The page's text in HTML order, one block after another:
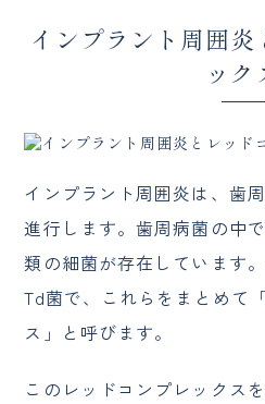
インプラント周囲
ック
インプラント周囲炎は、歯
進行します。歯周病菌の中
類の細菌が存在しています
Td菌で、これらをまとめて
ス」と呼びます。
このレッドコンプレックス